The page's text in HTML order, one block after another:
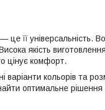
це її
якість
цінує комфорт.
варіанти кольорів та
оптимальне